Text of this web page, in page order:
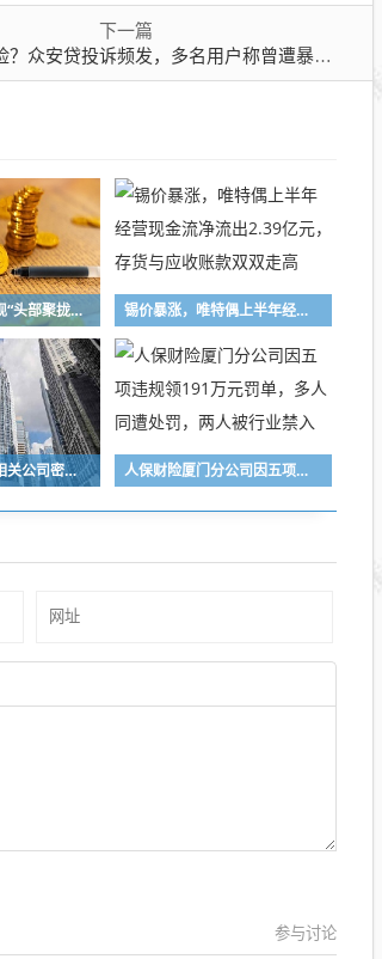
下一篇
众安贷投诉频发，多名用户称曾遭暴力催收
公募权益版图呈现“头部聚拢、中小深耕”格局 百亿级主动权益基金扩容至72只，16家公募主动权益规模突破千亿元 锡价暴涨，唯特偶上半年经营现金流净流出2.39亿元，存货与应收账款双双走高
深市存储产业链相关公司密集释放积极信号，业界看好行业高景气度持续性 人保财险厦门分公司因五项违规领191万元罚单，多人同遭处罚，两人被行业禁入
参与讨论